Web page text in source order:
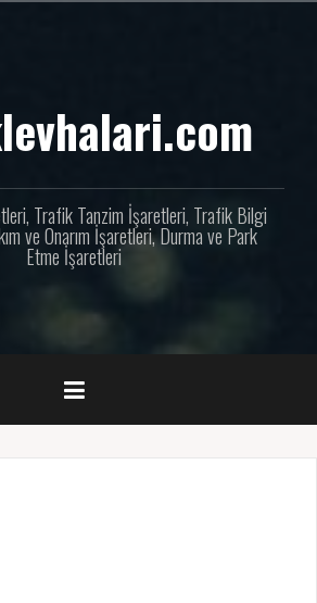
Trafik Tanzim İşaretleri, Trafik Bilgi
ve Onarım İşaretleri, Durma ve Park
Etme İşaretleri